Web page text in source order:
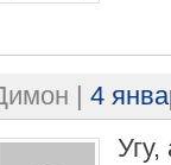
| 4
Угу,